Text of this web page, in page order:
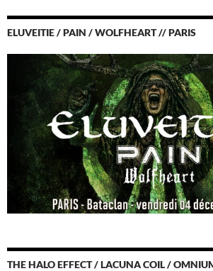
ELUVEITIE / PAIN / WOLFHEART // PARIS
THE HALO EFFECT / LACUNA COIL /